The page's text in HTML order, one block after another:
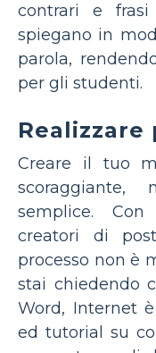
contrari e
spiegano in
parola,
per gli studenti.
Creare il tuo
scoraggiante,
semplice.
creatori di
processo non è
stai chiedendo
Word, Internet
ed tutorial su